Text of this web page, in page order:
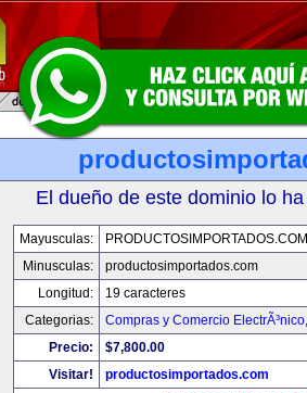
El dueño de este dominio lo
Mayusculas:
PRODUCTOSIMPORTADOS.COM
Minusculas:
productosimportados.com
Longitud:
19 caracteres
Categorias:
Compras y Comercio ElectrÃ³nico
Precio:
$7,800.00
Visitar!
productosimportados.com